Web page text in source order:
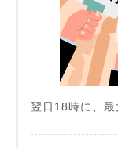
翌日18時に、最